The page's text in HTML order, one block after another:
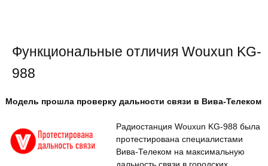
Функциональные отличия Wouxun KG-
988
Модель прошла проверку дальности связи в Вива-Телеком
Радиостанция Wouxun KG-988 была
протестирована специалистами
Вива-Телеком на максимальную
дальность связи в городских